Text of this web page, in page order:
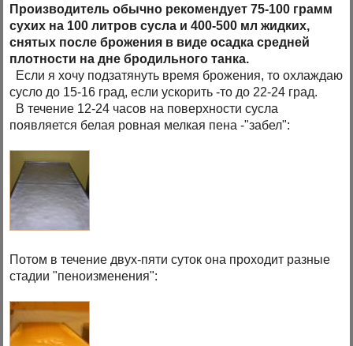
Производитель обычно рекомендует 75-100 грамм
сухих на 100 литров сусла и 400-500 мл жидких,
снятых после брожения в виде осадка средней
плотности на дне бродильного танка.
Если я хочу подзатянуть время брожения, то охлаждаю
сусло до 15-16 град, если ускорить -то до 22-24 град.
В течение 12-24 часов на поверхности сусла
появляется белая ровная мелкая пена -"забел":
Потом в течение двух-пяти суток она проходит разные
стадии "пеноизменения":